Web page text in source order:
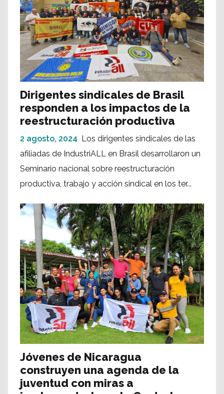
Dirigentes sindicales de Brasil
responden a los impactos de la
reestructuración productiva
2 agosto, 2024
Los dirigentes sindicales de las
afiliadas de IndustriALL en Brasil desarrollaron un
Seminario nacional sobre reestructuración
productiva, trabajo y acción sindical en los ter...
Jóvenes de Nicaragua
construyen una agenda de la
juventud con miras a